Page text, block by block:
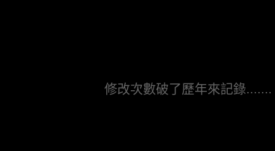
修改次數破了歷年來記錄.......